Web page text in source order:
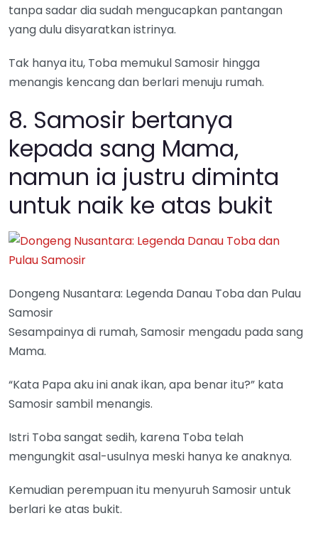
tanpa sadar dia sudah mengucapkan pantangan
yang dulu disyaratkan istrinya.
Tak hanya itu, Toba memukul Samosir hingga
menangis kencang dan berlari menuju rumah.
8. Samosir bertanya
kepada sang Mama,
namun ia justru diminta
untuk naik ke atas bukit
Dongeng Nusantara: Legenda Danau Toba dan Pulau
Samosir
Sesampainya di rumah, Samosir mengadu pada sang
Mama.
“Kata Papa aku ini anak ikan, apa benar itu?” kata
Samosir sambil menangis.
Istri Toba sangat sedih, karena Toba telah
mengungkit asal-usulnya meski hanya ke anaknya.
Kemudian perempuan itu menyuruh Samosir untuk
berlari ke atas bukit.